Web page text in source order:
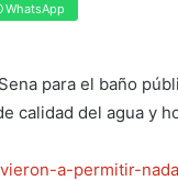
WhatsApp
para el baño
calidad del agua y
a-permitir-